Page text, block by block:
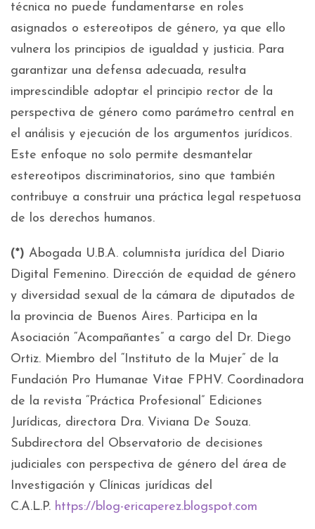
técnica no puede fundamentarse en roles
asignados o estereotipos de género, ya que ello
vulnera los principios de igualdad y justicia. Para
garantizar una defensa adecuada, resulta
imprescindible adoptar el principio rector de la
perspectiva de género como parámetro central en
el análisis y ejecución de los argumentos jurídicos.
Este enfoque no solo permite desmantelar
estereotipos discriminatorios, sino que también
contribuye a construir una práctica legal respetuosa
de los derechos humanos.
(*) Abogada U.B.A. columnista jurídica del Diario
Digital Femenino. Dirección de equidad de género
y diversidad sexual de la cámara de diputados de
la provincia de Buenos Aires. Participa en la
Asociación “Acompañantes” a cargo del Dr. Diego
Ortiz. Miembro del “Instituto de la Mujer” de la
Fundación Pro Humanae Vitae FPHV. Coordinadora
de la revista “Práctica Profesional” Ediciones
Jurídicas, directora Dra. Viviana De Souza.
Subdirectora del Observatorio de decisiones
judiciales con perspectiva de género del área de
Investigación y Clínicas jurídicas del
C.A.L.P. https://blog-ericaperez.blogspot.com